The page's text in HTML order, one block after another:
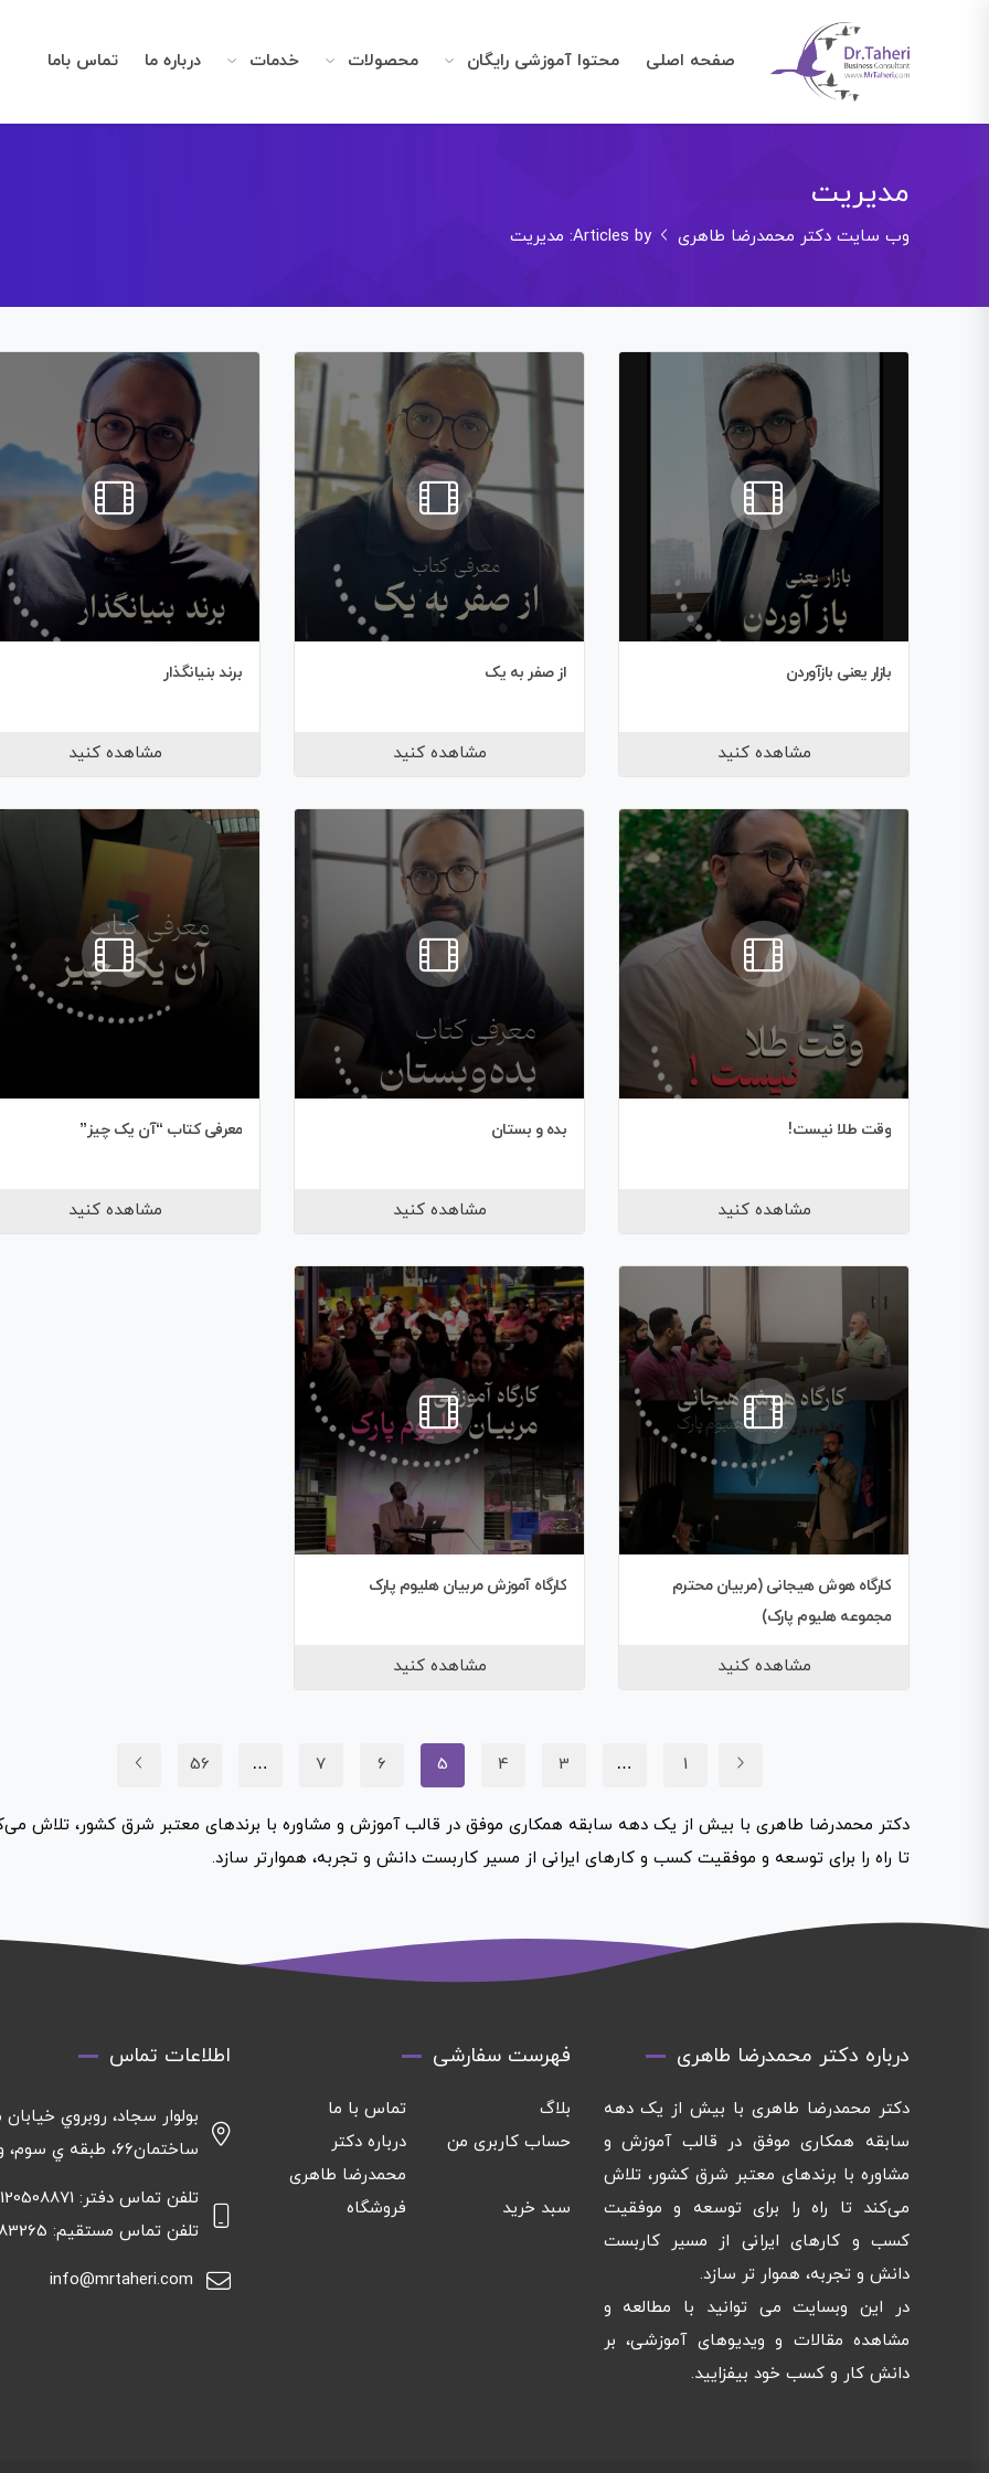
صفحه اصلی محتوا آموزشی رایگان محصولات خدمات درباره ما تماس باما
مدیریت
وب سایت دکتر محمدرضا طاهری Articles by: مدیریت
بازار یعنی بازآوردن
مشاهده کنید
از صفر به یک
مشاهده کنید
برند بنیانگذار
مشاهده کنید
وقت طلا نیست!
مشاهده کنید
بده و بستان
مشاهده کنید
معرفی کتاب “آن یک چیز”
مشاهده کنید
کارگاه هوش هیجانی (مربیان محترم
مجموعه هلیوم پارک)
مشاهده کنید
کارگاه آموزش مربیان هلیوم پارک
مشاهده کنید
1
…
3
4
5
6
7
…
56
دکتر محمدرضا طاهری با بیش از یک دهه سابقه همکاری موفق در قالب آموزش و مشاوره با برندهای معتبر شرق کشور، تلاش
تا راه را برای توسعه و موفقیت کسب و کارهای ایرانی از مسیر کاربست دانش و تجربه، هموارتر سازد.
درباره دکتر محمدرضا طاهری
دکتر محمدرضا طاهری با بیش از یک دهه
سابقه همکاری موفق در قالب آموزش و
مشاوره با برندهای معتبر شرق کشور، تلاش
می‌کند تا راه را برای توسعه و موفقیت
کسب و کارهای ایرانی از مسیر کاربست
دانش و تجربه، هموار تر سازد.
در این وبسایت می توانید با مطالعه و
مشاهده مقالات و ویدیوهای آموزشی، بر
دانش کار و کسب خود بیفزایید.
فهرست سفارشی
بلاگ
تماس با ما
حساب کاربری من
درباره دکتر
محمدرضا طاهری
سبد خرید
فروشگاه
اطلاعات تماس
بولوار سجاد، روبروي خيابان
ساختمان٦٦، طبقه ي سوم، واحد ١٦
تلفن تماس دفتر: 09120508871
تلفن تماس مستقیم: 09151583265
info@mrtaheri.com